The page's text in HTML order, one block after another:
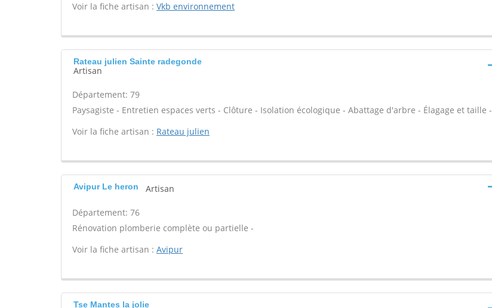
Voir la fiche artisan : Vkb environnement
Rateau julien Sainte radegonde
Artisan
Département: 79
Paysagiste - Entretien espaces verts - Clôture - Isolation écologique - Abattage d'arbre - Élagage et taille -
Voir la fiche artisan : Rateau julien
Avipur Le heron Artisan
Département: 76
Rénovation plomberie complète ou partielle -
Voir la fiche artisan : Avipur
Tse Mantes la jolie